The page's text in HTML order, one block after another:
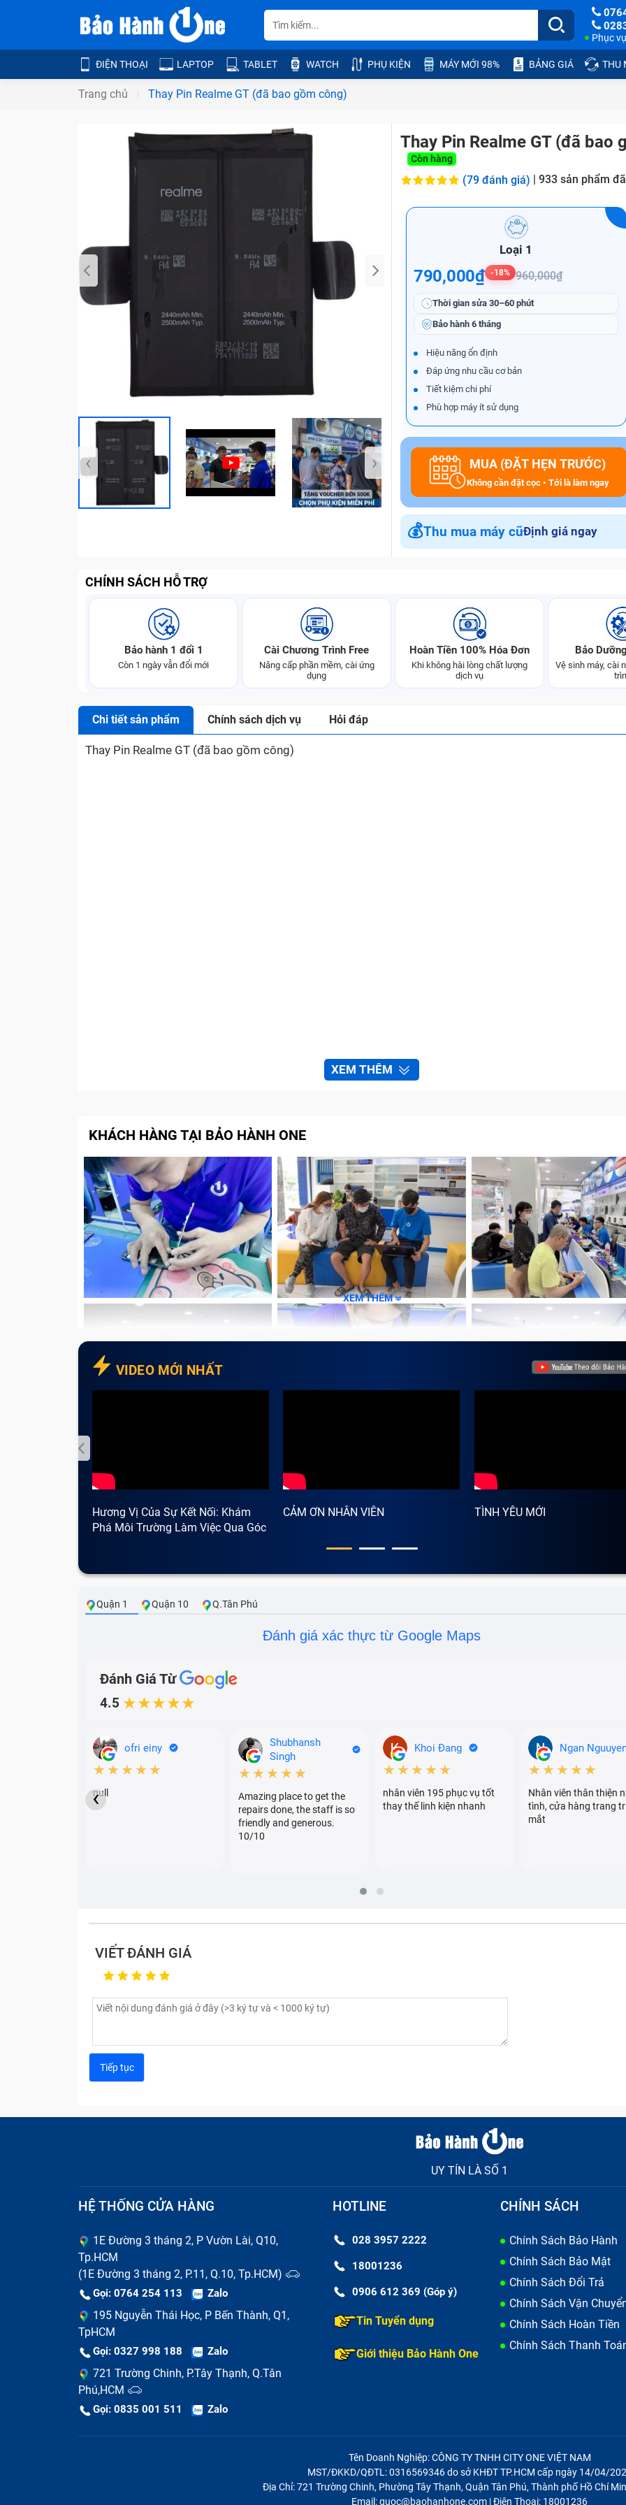
Phục
ĐIỆN THOẠI LAPTOP TABLET WATCH PHỤ KIỆN MÁY MỚI 98% BẢNG GIÁ THU
Trang chủ Thay Pin Realme GT (đã bao gồm công)
Bảo Hành One
‹ ›
Thay Pin Realme GT (đã bao
Còn hàng
(79 đánh giá) | 933 sản phẩm
Loại 1
790,000₫ -18% 960,000₫
Thời gian sửa 30–60 phút
Bảo hành 6 tháng
Hiệu năng ổn định
Đáp ứng nhu cầu cơ bản
Tiết kiệm chi phí
Phù hợp máy ít sử dụng
MUA (ĐẶT HẸN TRƯỚC)
Không cần đặt cọc • Tới là làm ngay
💰Thu mua máy cũĐịnh giá ngay
CHÍNH SÁCH HỖ TRỢ
Bảo hành 1 đổi 1
Còn 1 ngày vẫn đổi mới
Cài Chương Trình Free
Nâng cấp phần mềm, cài ứng
dụng
Hoàn Tiền 100% Hóa Đơn
Khi không hài lòng chất lượng
dịch vụ
Bảo
Vệ sinh máy, cài
Chi tiết sản phẩm Chính sách dịch vụ Hỏi đáp
Thay Pin Realme GT (đã bao gồm công)
XEM THÊM
KHÁCH HÀNG TẠI BẢO HÀNH ONE
XEM THÊM
VIDEO MỚI NHẤT
Hương Vị Của Sự Kết Nối: Khám
Phá Môi Trường Làm Việc Qua Góc
CẢM ƠN NHÂN VIÊN TÌNH YÊU MỚI
Quận 1 Quận 10 Q.Tân Phú
Đánh giá xác thực từ Google Maps
Đánh Giá Từ
4.5 ★★★★★
ofri einy
★★★★★
null
Shubhansh
Singh
★★★★★
Amazing place to get the
repairs done, the staff is so
friendly and generous.
10/10
Khoi Đang
★★★★★
nhân viên 195 phục vụ tốt
thay thế linh kiện nhanh
Ngan
★★★★★
Nhân viên thân thiện
tình, cửa hàng trang
mắt
‹
VIẾT ĐÁNH GIÁ
UY TÍN LÀ SỐ 1
HỆ THỐNG CỬA HÀNG
1E Đường 3 tháng 2, P Vườn Lài, Q10,
Tp.HCM
(1E Đường 3 tháng 2, P.11, Q.10, Tp.HCM)
Gọi: 0764 254 113 Zalo
195 Nguyễn Thái Học, P Bến Thành, Q1,
TpHCM
Gọi: 0327 998 188 Zalo
721 Trường Chinh, P.Tây Thạnh, Q.Tân
Phú,HCM
Gọi: 0835 001 511 Zalo
HOTLINE
028 3957 2222
18001236
0906 612 369 (Góp ý)
Tin Tuyển dụng
Giới thiệu Bảo Hành One
CHÍNH SÁCH
Chính Sách Bảo Hành
Chính Sách Bảo Mật
Chính Sách Đổi Trả
Chính Sách Vận
Chính Sách Hoàn Tiền
Chính Sách Thanh
Tên Doanh Nghiệp: CÔNG TY TNHH CITY ONE VIỆT NAM
MST/ĐKKD/QĐTL: 0316569346 do sở KHĐT TP.HCM cấp ngày 14/04/
Địa Chỉ: 721 Trường Chinh, Phường Tây Thạnh, Quận Tân Phú, Thành phố Hồ Chí
Email: quoc@baohanhone.com | Điện Thoại: 18001236